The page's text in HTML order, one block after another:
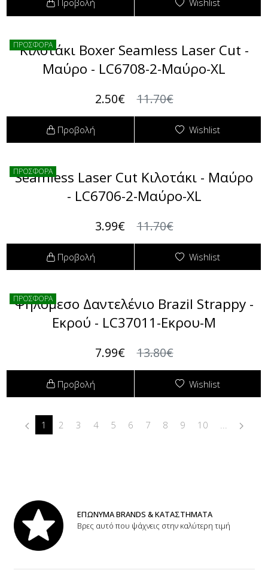
Προβολή Wishlist
ΠΡΟΣΦΟΡΑ
Κιλοτάκι Boxer Seamless Laser Cut -
Μαύρο - LC6708-2-Μαύρο-XL
2.50€ 11.70€
Προβολή Wishlist
ΠΡΟΣΦΟΡΑ
Seamless Laser Cut Κιλοτάκι - Μαύρο
- LC6706-2-Μαύρο-XL
3.99€ 11.70€
Προβολή Wishlist
ΠΡΟΣΦΟΡΑ
Ψηλόμεσο Δαντελένιο Brazil Strappy -
Εκρού - LC37011-Εκρου-M
7.99€ 13.80€
Προβολή Wishlist
1 2 3 4 5 6 7 8 9 10
ΕΠΩΝΥΜΑ BRANDS & ΚΑΤΑΣΤΗΜΑΤΑ
Βρες αυτό που ψάχνεις στην καλύτερη τιμή